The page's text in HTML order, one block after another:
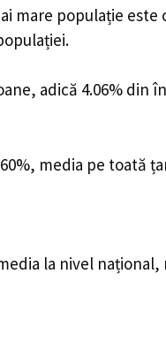
mare populație este
adică 4.06% din
media pe toată
la nivel